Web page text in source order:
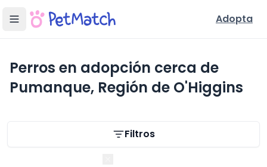
Adopta
Perros en adopción cerca de
Pumanque, Región de O'Higgins
Filtros